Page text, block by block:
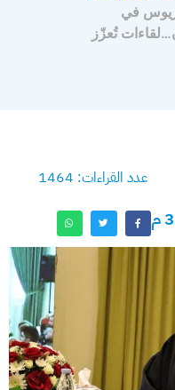
في
تُعزّز
عدد القراءات: 1464